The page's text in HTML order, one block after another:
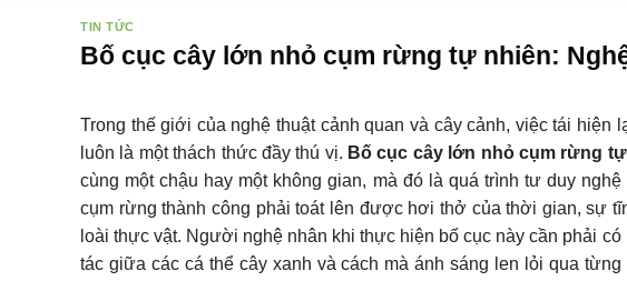
TIN TỨC
Bố cục cây lớn nhỏ cụm rừng tự nhiên:
Trong thế giới của nghệ thuật cảnh quan và cây cảnh, việc tái hiện
luôn là một thách thức đầy thú vị. Bố cục cây lớn nhỏ cụm rừng
cùng một chậu hay một không gian, mà đó là quá trình tư duy
cụm rừng thành công phải toát lên được hơi thở của thời gian, sự
loài thực vật. Người nghệ nhân khi thực hiện bố cục này cần phải
tác giữa các cá thể cây xanh và cách mà ánh sáng len lỏi qua